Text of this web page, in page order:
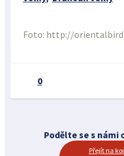
Foto: http://
0
Podělte se s
Přejít na